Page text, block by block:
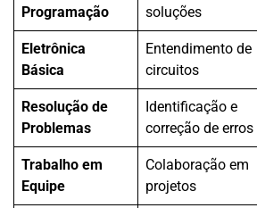
Programação
soluções
Eletrônica
Básica
Entendimento de
circuitos
Resolução de
Problemas
Identificação e
correção de erros
Trabalho em
Equipe
Colaboração em
projetos